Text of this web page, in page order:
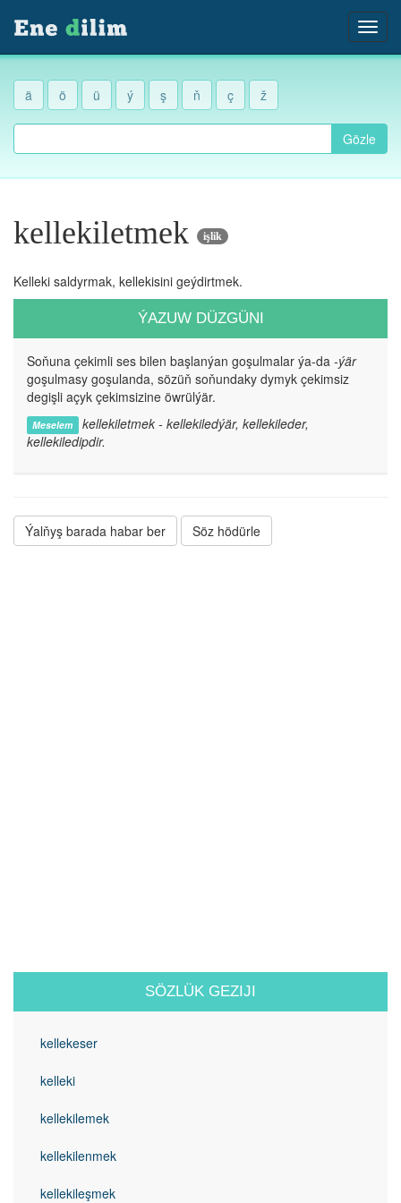
ä ö ü ý ş ň ç ž
Gözle
kellekiletmek işlik
Kelleki saldyrmak, kellekisini geýdirtmek.
ÝAZUW DÜZGÜNI
Soňuna çekimli ses bilen başlanýan goşulmalar ýa-da -ýär
goşulmasy goşulanda, sözüň soňundaky dymyk çekimsiz
degişli açyk çekimsizine öwrülýär.
Meselem kellekiletmek - kellekiledýär, kellekileder,
kellekiledipdir.
Ýalňyş barada habar ber Söz hödürle
SÖZLÜK GEZIJI
kellekeser
kelleki
kellekilemek
kellekilenmek
kellekileşmek